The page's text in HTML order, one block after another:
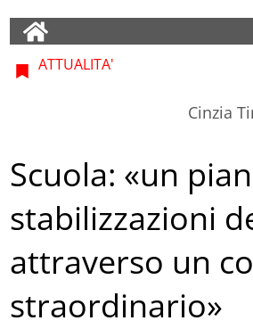
ATTUALITA'
Cinzia
Scuola: «un
stabilizzazioni
attraverso un
straordinario»